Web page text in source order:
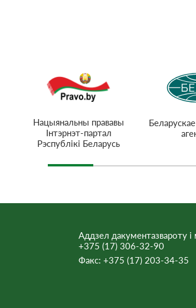
Нацыянальны прававы
Інтэрнэт-партал
Рэспублікі Беларусь
Аддзел дакументазвароту і
+375 (17) 306-32-90
Факс: +375 (17) 203-34-35